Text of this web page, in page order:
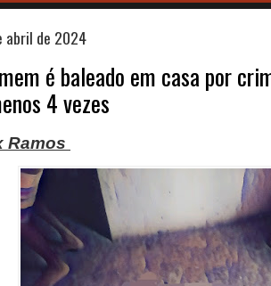
abril de 2024
é baleado em casa por
4 vezes
Ramos